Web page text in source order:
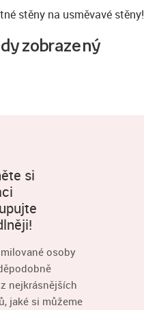
stěny na usměvavé stěny!
zobrazený
si
osoby
nejkrásnějších
jaké si můžeme